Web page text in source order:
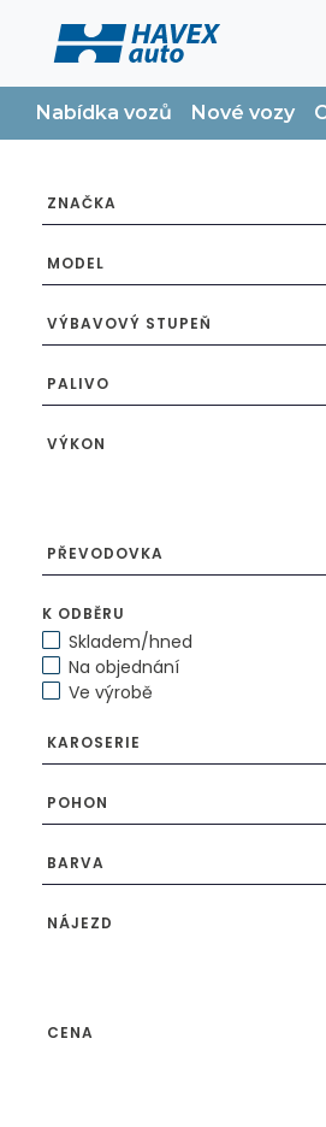
Nabídka vozů Nové vozy
ZNAČKA
MODEL
VÝBAVOVÝ STUPEŇ
PALIVO
VÝKON
PŘEVODOVKA
K ODBĚRU
Skladem/hned
Na objednání
Ve výrobě
KAROSERIE
POHON
BARVA
NÁJEZD
CENA